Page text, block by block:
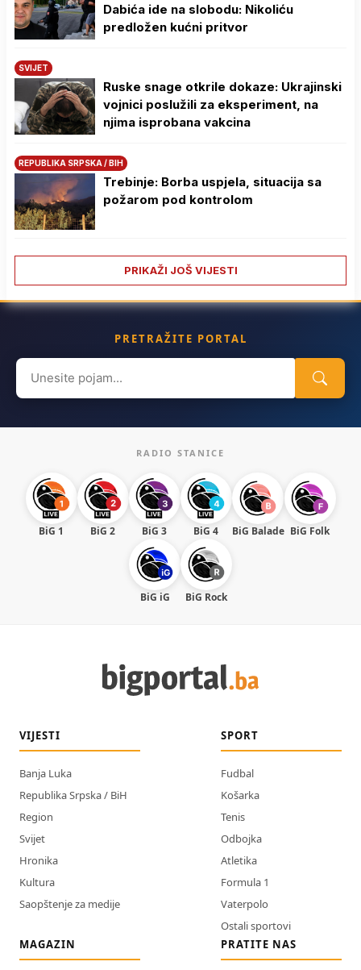
Dabića ide na slobodu: Nikoliću
predložen kućni pritvor
SVIJET
Ruske snage otkrile dokaze: Ukrajinski
vojnici poslužili za eksperiment, na
njima isprobana vakcina
REPUBLIKA SRPSKA / BIH
Trebinje: Borba uspjela, situacija sa
požarom pod kontrolom
PRIKAŽI JOŠ VIJESTI
PRETRAŽITE PORTAL
Search
for:
RADIO STANICE
BiG 1 BiG 2 BiG 3 BiG 4 BiG Balade BiG Folk
BiG iG BiG Rock
VIJESTI
Banja Luka
Republika Srpska / BiH
Region
Svijet
Hronika
Kultura
Saopštenje za medije
SPORT
Fudbal
Košarka
Tenis
Odbojka
Atletika
Formula 1
Vaterpolo
Ostali sportovi
MAGAZIN
PRATITE NAS